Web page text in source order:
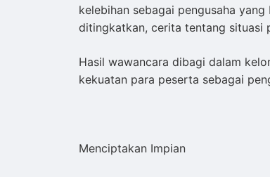
kelebihan sebagai pengusaha
ditingkatkan, cerita tentang situasi
Hasil wawancara dibagi dalam
kekuatan para peserta sebagai
Menciptakan Impian